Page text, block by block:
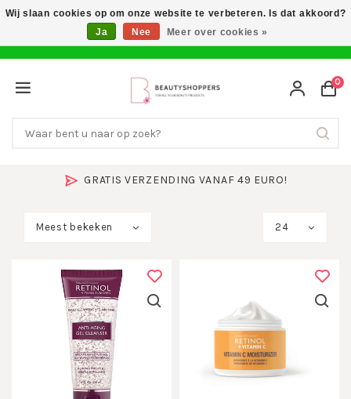
SNEL IN HUIS & 14 DAGEN BEDENKTIJD
0
Meest bekeken 24
Wij slaan cookies op om onze website te verbeteren. Is dat akkoord?
Ja
Nee Meer over cookies »